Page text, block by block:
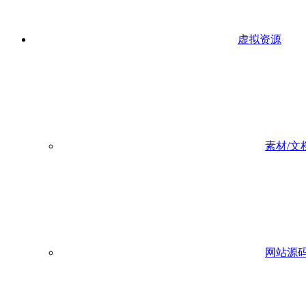
虚拟资源
素材/文
网站源